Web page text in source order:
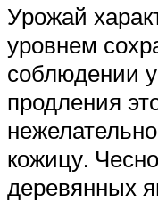
Урожай
уровнем
соблюдении
продления
кожицу.
деревянных